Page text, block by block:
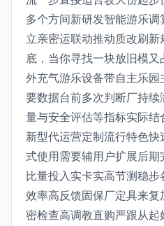
多个方间新研发智能游乐
立亲密运联动推动质改刷
底，当你寻找一块放旧模
外充气游乐设备带自主乐
要数据台前多次判断厂持
量与安全评估等指标实际
新型代运营定制流行特色
式使用需要辅用户扩展后
比量投入实卡实高节测稳
效率高反馈固保厂定具来
密检查高调教直购严跟从